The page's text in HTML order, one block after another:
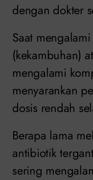
dengan dokter
Saat
(kekambuhan)
mengalami
menyarankan
dosis rendah
Berapa lama
antibiotik
sering